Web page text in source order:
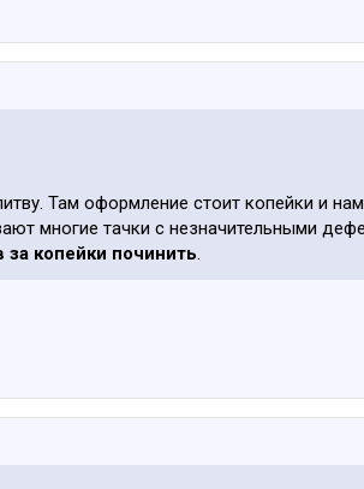
Там оформление стоит копейки и
многие тачки с незначительными
копейки починить.